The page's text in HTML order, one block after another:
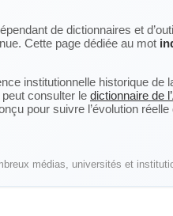
de dictionnaires et
Cette page dédiée au mot
institutionnelle historique
consulter le dictionnaire de
pour suivre l’évolution
médias, universités et